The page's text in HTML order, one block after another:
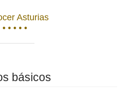
Asturias
• • • • •
básicos